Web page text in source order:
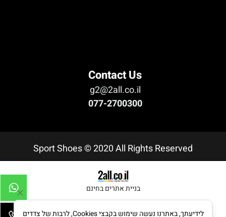
Contact Us
g2@2all.co.il
077-2700300
Sport Shoes © 2020 All Rights Reserved
בניית אתרים בחינם
לידיעתך, באתרנו נעשה שימוש בקבצי Cookies, לרבות של צדדים